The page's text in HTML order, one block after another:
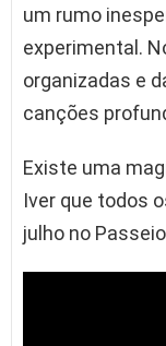
um rumo
experimental.
organizadas e
canções
Existe uma
Iver que todos
julho no